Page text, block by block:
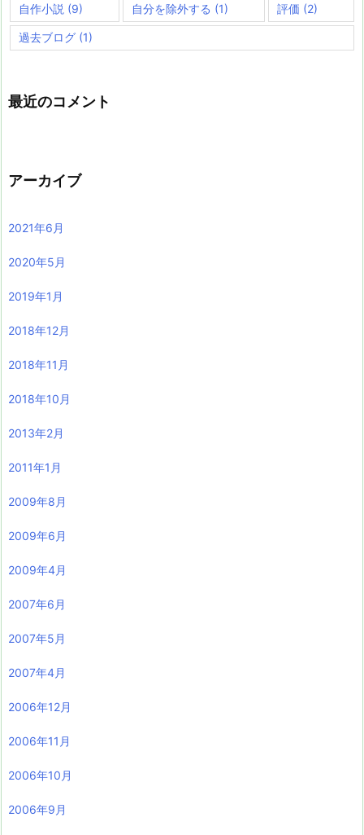
自作小説 (9) 自分を除外する (1) 評価 (2)
過去ブログ (1)
最近のコメント
アーカイブ
2021年6月
2020年5月
2019年1月
2018年12月
2018年11月
2018年10月
2013年2月
2011年1月
2009年8月
2009年6月
2009年4月
2007年6月
2007年5月
2007年4月
2006年12月
2006年11月
2006年10月
2006年9月